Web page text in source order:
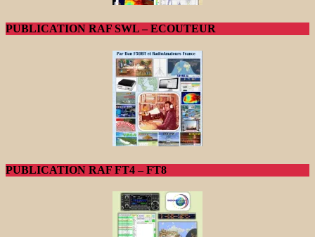
PUBLICATION RAF SWL – ECOUTEUR
PUBLICATION RAF FT4 – FT8